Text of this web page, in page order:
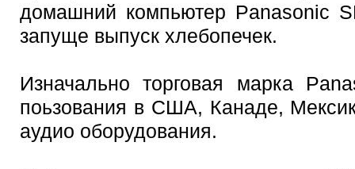
домашний компьютер Panasonic
запуще выпуск хлебопечек.
Изначально торговая марка
поьзования в США, Канаде,
аудио оборудования.